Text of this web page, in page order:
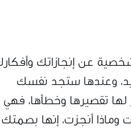
عن إنجازاتك
وعندها ستجد نفسك
تقصيرها وخطأها، فهي
أنجزت، إنها بصمتك